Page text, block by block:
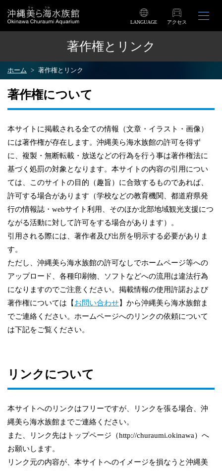
LANGUAGE アクセス
著作権とリンク
ホーム 著作権とリンク
著作権について
本サイトに掲載される全ての情報（文章・イラスト・画像）
には著作権が存在します。沖縄美ら海水族館の許可を得ず
に、複製・無断転載・放送などの行為を行う事は著作権法に
基づく処罰の対象となります。本サイトの内容の引用につい
ては、このサイトの目的（趣旨）に合致するものであれば、
許可する場合があります（学校などの教育機関、都道府県発
行の情報誌・webサイト利用、そのほか北部地域観光支援につ
ながる活動に対して許可をする場合があります）。
引用される際には、著作者及び出所を明示する必要がありま
す。
ただし、沖縄美ら海水族館の許可なしでホームページ等への
アップロード、各種印刷物、ソフトなどへの流用は違法行為
になりますのでご注意ください。掲載情報の使用許諾および
著作権については【 お問い合わせ】から沖縄美ら海水族館ま
でご連絡ください。ホームページへのリンクの依頼について
は下記をご覧ください。
リンクについて
本サイトへのリンクはフリーですが、リンクを張る場合、沖
縄美ら海水族館までご連絡ください。
また、リンク先はトップページ（http://churaumi.okinawa）へ
お願いします。
リンク元の内容が、本サイトへのイメージを損なうと沖縄美